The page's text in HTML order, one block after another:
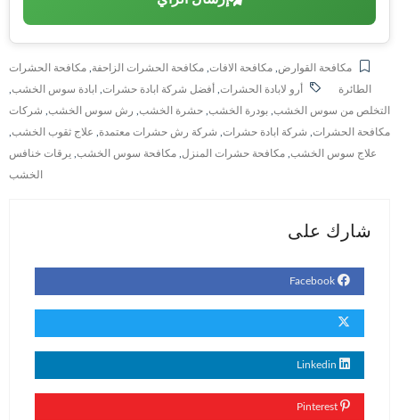
مكافحة القوارض مكافحة الافات مكافحة الحشرات الزاحفة مكافحة الحشرات
الطائرة
أرو لابادة الحشرات أفضل شركة ابادة حشرات ابادة سوس الخشب
التخلص من سوس الخشب بودرة الخشب حشرة الخشب رش سوس الخشب شركات
مكافحة الحشرات شركة ابادة حشرات شركة رش حشرات معتمدة علاج ثقوب الخشب
علاج سوس الخشب مكافحة حشرات المنزل مكافحة سوس الخشب يرقات خنافس
الخشب
شارك على